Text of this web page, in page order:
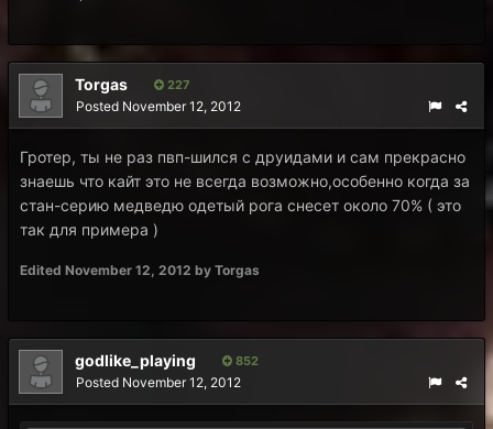
Torgas 227
Posted November 12, 2012
Гротер, ты не раз пвп-шился с друидами и сам прекрасно
знаешь что кайт это не всегда возможно,особенно когда за
стан-серию медведю одетый рога снесет около 70% ( это
так для примера )
Edited November 12, 2012 by Torgas
godlike_playing 852
Posted November 12, 2012